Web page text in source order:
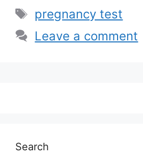
Tags
pregnancy test
Leave a comment
Search